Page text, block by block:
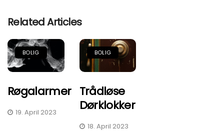
Related Articles
BOLIG
Røgalarmer
19. April 2023
BOLIG
Trådløse
Dørklokker
18. April 2023